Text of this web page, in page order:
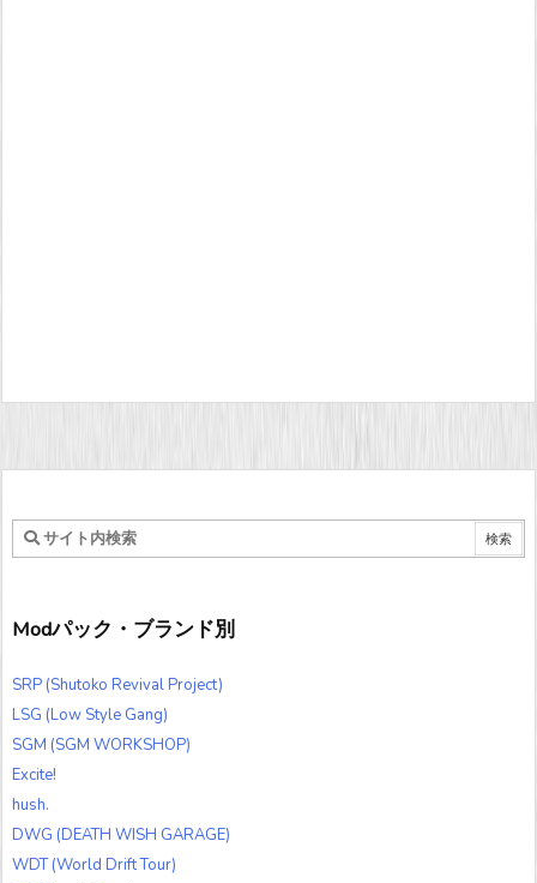
Modパック・ブランド別
SRP (Shutoko Revival Project)
LSG (Low Style Gang)
SGM (SGM WORKSHOP)
Excite!
hush.
DWG (DEATH WISH GARAGE)
WDT (World Drift Tour)